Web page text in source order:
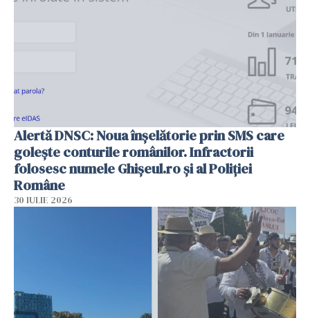
Alertă DNSC: Noua înșelătorie prin SMS care
golește conturile românilor. Infractorii
folosesc numele Ghișeul.ro și al Poliției
Române
30 IULIE 2026